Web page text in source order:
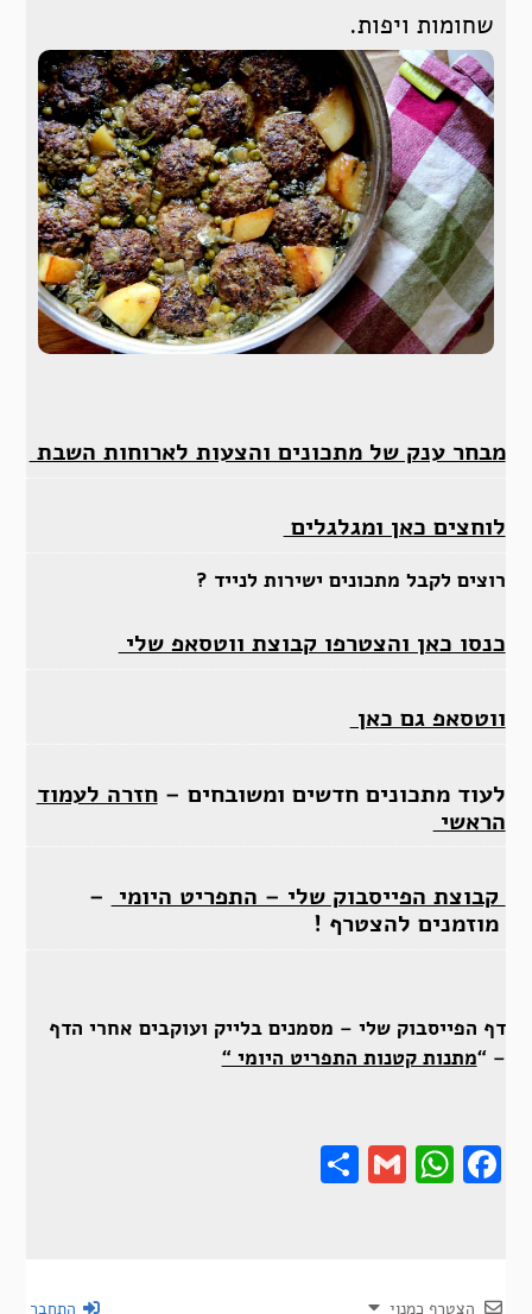
שחומות ויפות.
מבחר ענק של מתכונים והצעות לארוחות השבת
לוחצים כאן ומגלגלים
רוצים לקבל מתכונים ישירות לנייד ?
כנסו כאן והצטרפו קבוצת ווטסאפ שלי
ווטסאפ גם כאן
לעוד מתכונים חדשים ומשובחים –חזרה לעמוד
הראשי
קבוצת הפייסבוק שלי – התפריט היומי –
מוזמנים להצטרף !
דף הפייסבוק שלי – מסמנים בלייק ועוקבים אחרי הדף
– “מתנות קטנות התפריט היומי “
Gmail
Share
הצטרף כמנוי התחבר